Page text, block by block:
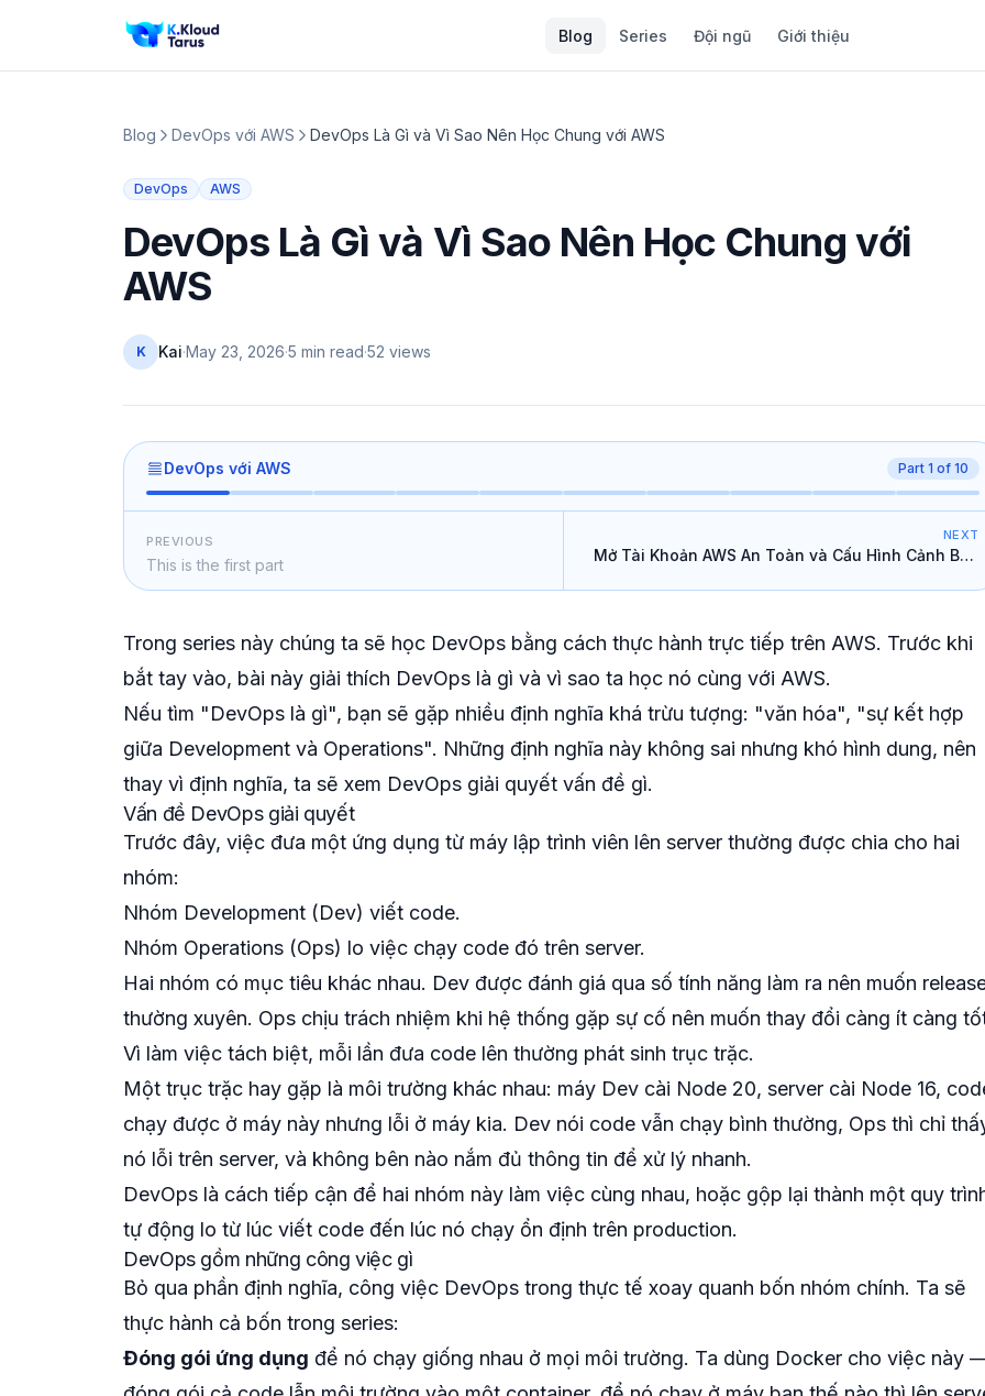
Blog Series Đội ngũ Giới thiệu
Blog DevOps với AWS DevOps Là Gì và Vì Sao Nên Học Chung với AWS
DevOps AWS
DevOps Là Gì và Vì Sao Nên Học Chung với
AWS
K Kai·May 23, 2026·5 min read·52 views
DevOps với AWS Part 1 of 10
PREVIOUS
This is the first part
NEXT
Mở Tài Khoản AWS An Toàn và Cấu Hình Cảnh Báo
Trong series này chúng ta sẽ học DevOps bằng cách thực hành trực tiếp trên AWS. Trước khi
bắt tay vào, bài này giải thích DevOps là gì và vì sao ta học nó cùng với AWS.
Nếu tìm "DevOps là gì", bạn sẽ gặp nhiều định nghĩa khá trừu tượng: "văn hóa", "sự kết hợp
giữa Development và Operations". Những định nghĩa này không sai nhưng khó hình dung, nên
thay vì định nghĩa, ta sẽ xem DevOps giải quyết vấn đề gì.
Vấn đề DevOps giải quyết
Trước đây, việc đưa một ứng dụng từ máy lập trình viên lên server thường được chia cho hai
nhóm:
Nhóm Development (Dev) viết code.
Nhóm Operations (Ops) lo việc chạy code đó trên server.
Hai nhóm có mục tiêu khác nhau. Dev được đánh giá qua số tính năng làm ra nên muốn
thường xuyên. Ops chịu trách nhiệm khi hệ thống gặp sự cố nên muốn thay đổi càng ít càng
Vì làm việc tách biệt, mỗi lần đưa code lên thường phát sinh trục trặc.
Một trục trặc hay gặp là môi trường khác nhau: máy Dev cài Node 20, server cài Node 16,
chạy được ở máy này nhưng lỗi ở máy kia. Dev nói code vẫn chạy bình thường, Ops thì chỉ
nó lỗi trên server, và không bên nào nắm đủ thông tin để xử lý nhanh.
DevOps là cách tiếp cận để hai nhóm này làm việc cùng nhau, hoặc gộp lại thành một quy
tự động lo từ lúc viết code đến lúc nó chạy ổn định trên production.
DevOps gồm những công việc gì
Bỏ qua phần định nghĩa, công việc DevOps trong thực tế xoay quanh bốn nhóm chính. Ta sẽ
thực hành cả bốn trong series:
Đóng gói ứng dụng để nó chạy giống nhau ở mọi môi trường. Ta dùng Docker cho việc này